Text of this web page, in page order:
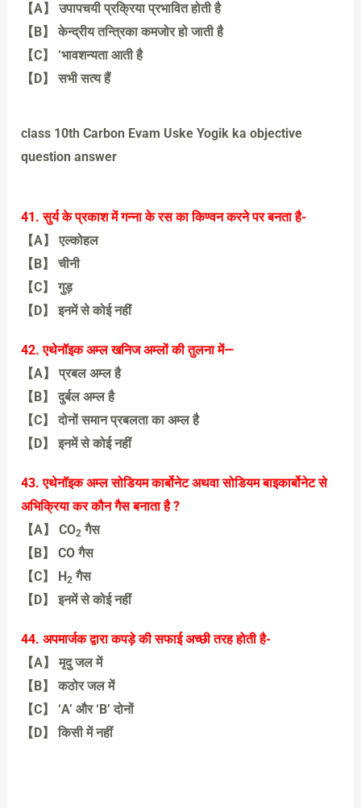
【A】 उपापचयी प्रक्रिया प्रभावित होती है
【B】 केन्द्रीय तन्त्रिका कमजोर हो जाती है
【C】 ‘भावशन्यता आती है
【D】 सभी सत्य हैं
class 10th Carbon Evam Uske Yogik ka objective
question answer
41. सुर्य के प्रकाश में गन्ना के रस का किण्वन करने पर बनता है-
【A】 एल्कोहल
【B】 चीनी
【C】 गुड़
【D】 इनमें से कोई नहीं
【A】 एल्कोहल
42. एथेनॉइक अम्ल खनिज अम्लों की तुलना में—
【A】 प्रबल अम्ल है
【B】 दुर्बल अम्ल है
【C】 दोनों समान प्रबलता का अम्ल है
【D】 इनमें से कोई नहीं
【B】 दुर्बल अम्ल है
43. एथेनॉइक अम्ल सोडियम कार्बोनेट अथवा सोडियम बाइकार्बोनेट से
अभिक्रिया कर कौन गैस बनाता है ?
【A】 CO2 गैस
【B】 CO गैस
【C】 H2 गैस
【D】 इनमें से कोई नहीं
【A】 CO2गैस
44. अपमार्जक द्वारा कपड़े की सफाई अच्छी तरह होती है-
【A】 मृदु जल में
【B】 कठोर जल में
【C】 ‘A’ और ‘B’ दोनों
【D】 किसी में नहीं